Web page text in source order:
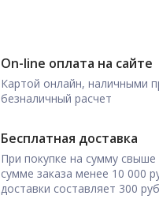
On-line оплата на сайте
Картой онлайн, наличными
безналичный расчет
Бесплатная доставка
При покупке на сумму
сумме заказа менее 10 000
доставки составляет 300